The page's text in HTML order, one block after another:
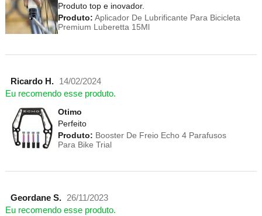
Produto top e inovador.
Produto: Aplicador De Lubrificante Para Bicicleta
Premium Luberetta 15Ml
Ricardo H.
14/02/2024
Eu recomendo esse produto.
Otimo
Perfeito
Produto: Booster De Freio Echo 4 Parafusos
Para Bike Trial
Geordane S. 26/11/2023
Eu recomendo esse produto.